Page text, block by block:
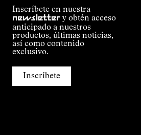
Inscríbete en nuestra
newsletter y obtén acceso
anticipado a nuestros
productos, últimas noticias,
así como contenido
exclusivo.
Inscríbete